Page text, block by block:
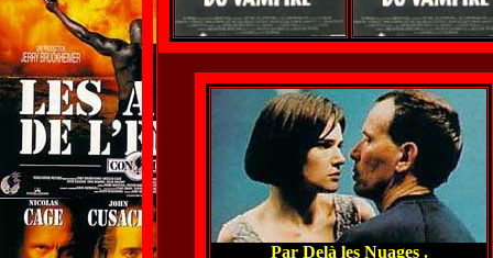
Par Delà les Nuages .